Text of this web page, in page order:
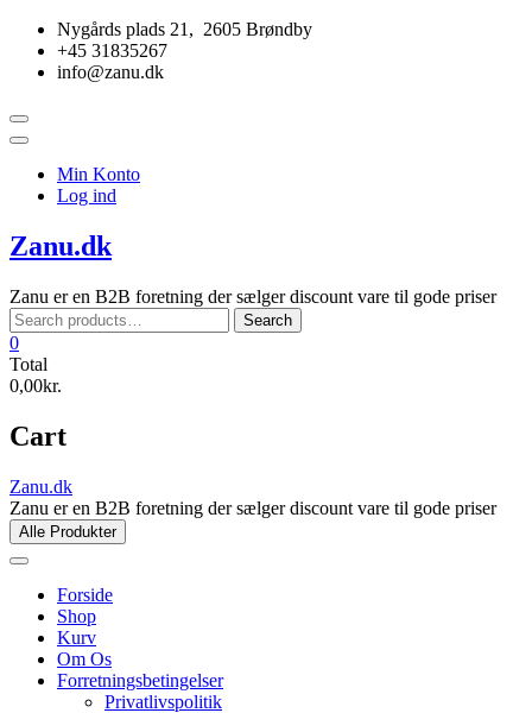
Skip
content
Nygårds plads 21, 2605 Brøndby
+45 31835267
info@zanu.dk
Topbar
Menu
Min Konto
Log ind
Zanu.dk
Zanu er en B2B foretning der sælger discount vare til gode priser
Search
for:
Search
0
Total
0,00kr.
Cart
Zanu.dk
Zanu er en B2B foretning der sælger discount vare til gode priser
Alle Produkter
Forside
Shop
Kurv
Om Os
Forretningsbetingelser
Privatlivspolitik